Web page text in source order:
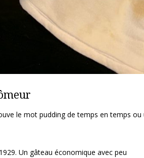
le mot pudding de temps en temps ou
Un gâteau économique avec peu